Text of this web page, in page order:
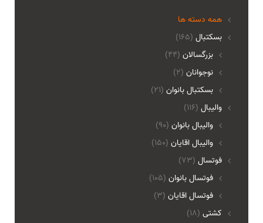
همه دسته ها
(165) بسکتبال
بزرگسالان (44)
نوجوانان (2)
بسکتبال بانوان (21)
(116) والیبال
واليبال بانوان (90)
واليبال اقايان (150)
(73) فوتسال
فوتسال بانوان (105)
فوتسال اقايان (3)
(18) کشتی